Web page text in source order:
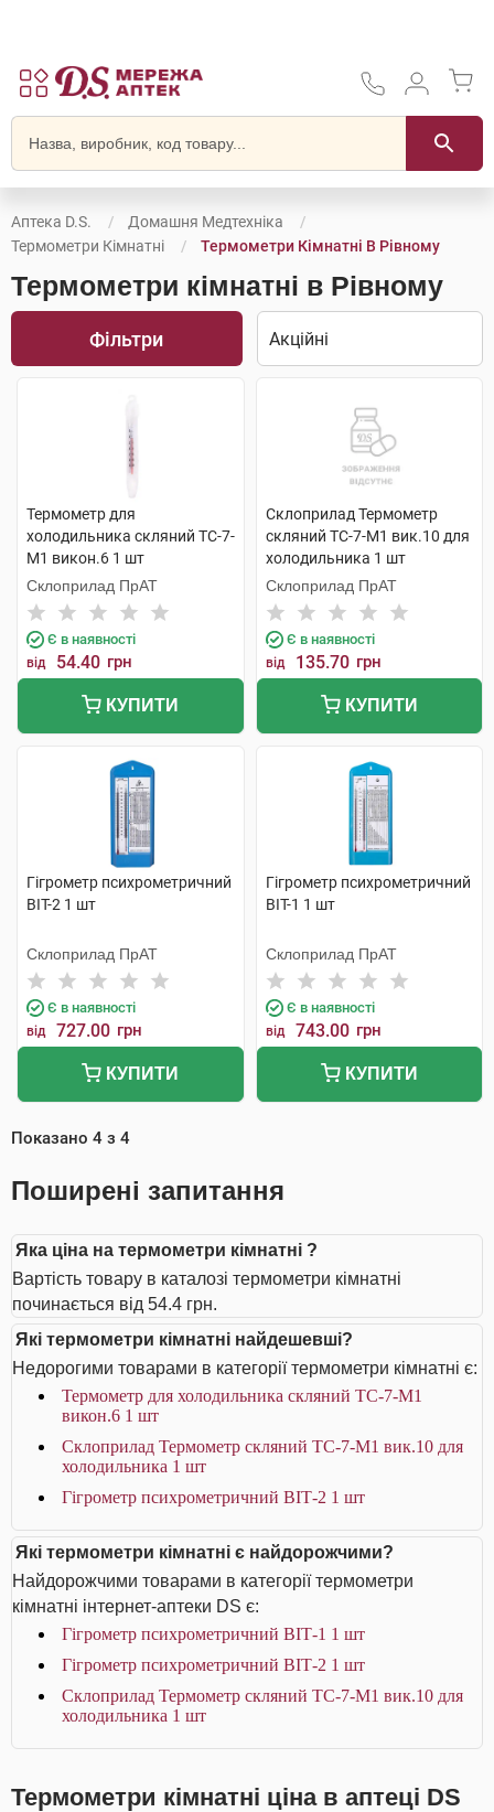
Аптека D.S.
Домашня Медтехніка
Термометри Кімнатні
Термометри Кімнатні В Рівному
Термометри кімнатні в Рівному
Фільтри
Термометр для
холодильника скляний ТС-7-
М1 викон.6 1 шт
Склоприлад ПрАТ
Є в наявності
від 54.40 грн
КУПИТИ
Склоприлад Термометр
скляний ТС-7-М1 вик.10 для
холодильника 1 шт
Склоприлад ПрАТ
Є в наявності
від 135.70 грн
КУПИТИ
Гігрометр психрометричний
ВІТ-2 1 шт
Склоприлад ПрАТ
Є в наявності
від 727.00 грн
КУПИТИ
Гігрометр психрометричний
ВІТ-1 1 шт
Склоприлад ПрАТ
Є в наявності
від 743.00 грн
КУПИТИ
Показано 4 з 4
Поширені запитання
Яка ціна на термометри кімнатні ?
Вартість товару в каталозі термометри кімнатні
починається від 54.4 грн.
Які термометри кімнатні найдешевші?
Недорогими товарами в категорії термометри кімнатні є:
Термометр для холодильника скляний ТС-7-М1
викон.6 1 шт
Склоприлад Термометр скляний ТС-7-М1 вик.10 для
холодильника 1 шт
Гігрометр психрометричний ВІТ-2 1 шт
Які термометри кімнатні є найдорожчими?
Найдорожчими товарами в категорії термометри
кімнатні інтернет-аптеки DS є:
Гігрометр психрометричний ВІТ-1 1 шт
Гігрометр психрометричний ВІТ-2 1 шт
Склоприлад Термометр скляний ТС-7-М1 вик.10 для
холодильника 1 шт
Термометри кімнатні ціна в аптеці DS